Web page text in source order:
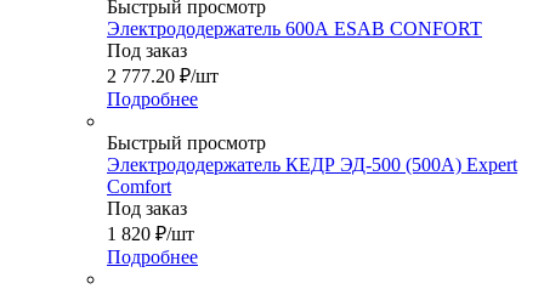
Быстрый просмотр
Электрододержатель 600А ESAB CONFORT
Под заказ
2 777.20 ₽/шт
Подробнее
Быстрый просмотр
Электрододержатель КЕДР ЭД-500 (500А) Expert
Comfort
Под заказ
1 820 ₽/шт
Подробнее